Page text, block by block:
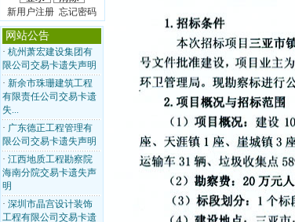
新用户注册 忘记密码
网站公告
· 杭州萧宏建设集团有
限公司交易卡遗失声明
· 新余市珠珊建筑工程
有限责任公司交易卡遗
失...
· 广东德正工程管理有
限公司交易卡遗失声明
· 江西地质工程勘察院
海南分院交易卡遗失声
明
· 深圳市晶宫设计装饰
工程有限公司交易卡遗